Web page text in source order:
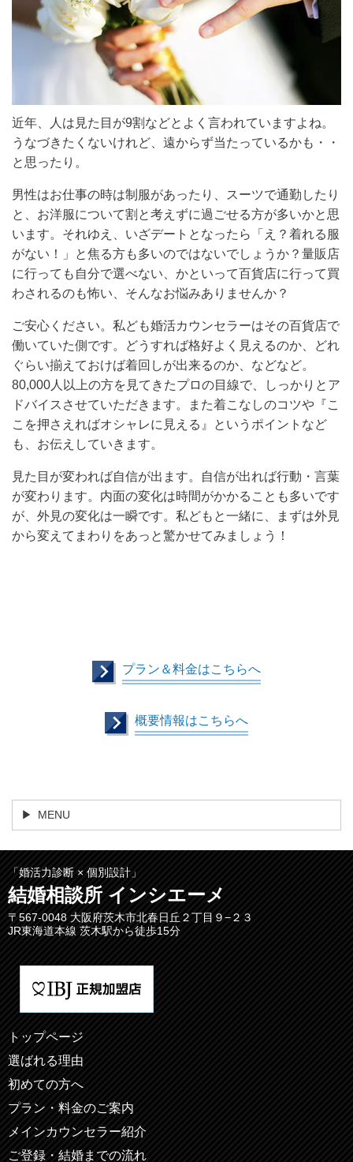
近年、人は見た目が9割などとよく言われていますよね。
うなづきたくないけれど、遠からず当たっているかも・・
と思ったり。
男性はお仕事の時は制服があったり、スーツで通勤したり
と、お洋服について割と考えずに過ごせる方が多いかと思
います。それゆえ、いざデートとなったら「え？着れる服
がない！」と焦る方も多いのではないでしょうか？量販店
に行っても自分で選べない、かといって百貨店に行って買
わされるのも怖い、そんなお悩みありませんか？
ご安心ください。私ども婚活カウンセラーはその百貨店で
働いていた側です。どうすれば格好よく見えるのか、どれ
ぐらい揃えておけば着回しが出来るのか、などなど。
80,000人以上の方を見てきたプロの目線で、しっかりとア
ドバイスさせていただきます。また着こなしのコツや『こ
こを押さえればオシャレに見える』というポイントなど
も、お伝えしていきます。
見た目が変われば自信が出ます。自信が出れば行動・言葉
が変わります。内面の変化は時間がかかることも多いです
が、外見の変化は一瞬です。私どもと一緒に、まずは外見
から変えてまわりをあっと驚かせてみましょう！
プラン＆料金はこちらへ
概要情報はこちらへ
MENU
「婚活力診断 × 個別設計」
結婚相談所 インシエーメ
〒567-0048 大阪府茨木市北春日丘２丁目９−２３
JR東海道本線 茨木駅から徒歩15分
トップページ
選ばれる理由
初めての方へ
プラン・料金のご案内
メインカウンセラー紹介
ご登録・結婚までの流れ